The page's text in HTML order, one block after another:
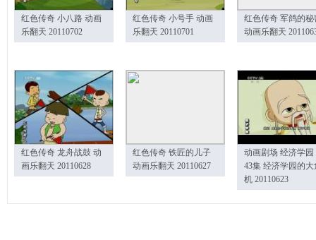
红色传奇 小八路 动画
乐翻天 20110702
红色传奇 小号手 动画
乐翻天 20110701
红色传奇 军鸽的秘
动画乐翻天
红色传奇 龙舟战鼓 动
画乐翻天 20110628
红色传奇 铁匠的儿子
动画乐翻天 20110627
动画剧场 经济学园
43集 经济学园的大
机 20110623